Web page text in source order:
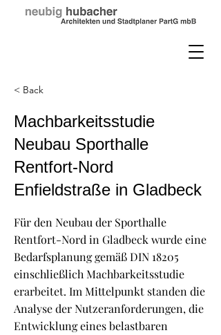
< Back
Machbarkeitsstudie
Neubau Sporthalle
Rentfort-Nord
Enfieldstraße in Gladbeck
Für den Neubau der Sporthalle
Rentfort-Nord in Gladbeck wurde eine
Bedarfsplanung gemäß DIN 18205
einschließlich Machbarkeitsstudie
erarbeitet. Im Mittelpunkt standen die
Analyse der Nutzeranforderungen, die
Entwicklung eines belastbaren